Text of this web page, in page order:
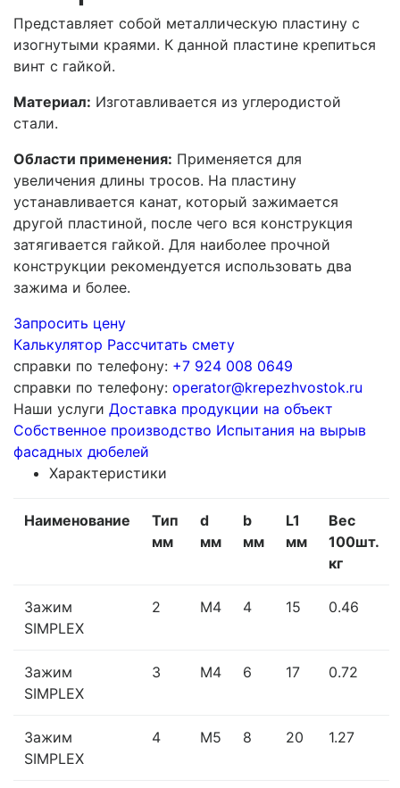
Представляет собой металлическую пластину с
изогнутыми краями. К данной пластине крепиться
винт с гайкой.
Материал: Изготавливается из углеродистой
стали.
Области применения: Применяется для
увеличения длины тросов. На пластину
устанавливается канат, который зажимается
другой пластиной, после чего вся конструкция
затягивается гайкой. Для наиболее прочной
конструкции рекомендуется использовать два
зажима и более.
Запросить цену
Калькулятор Рассчитать смету
справки по телефону: +7 924 008 0649
справки по телефону: operator@krepezhvostok.ru
Наши услуги Доставка продукции на объект
Собственное производство Испытания на вырыв
фасадных дюбелей
Характеристики
Наименование
Тип
мм
d
мм
b
мм
L1
мм
Вес
100шт.
кг
Зажим
SIMPLEX
2 M4 4 15 0.46
Зажим
SIMPLEX
3 M4 6 17 0.72
Зажим
SIMPLEX
4 M5 8 20 1.27